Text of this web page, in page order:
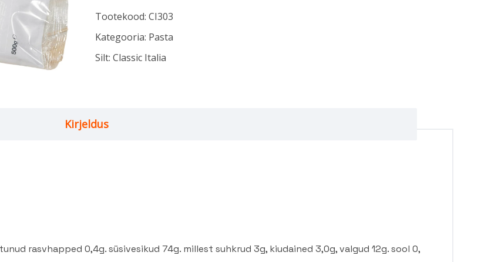
Tootekood: CI303
Kategooria: Pasta
Silt: Classic Italia
Kirjeldus
rasvhapped 0,4g. süsivesikud 74g. millest suhkrud 3g, kiudained 3,0g, valgud 12g. sool 0,